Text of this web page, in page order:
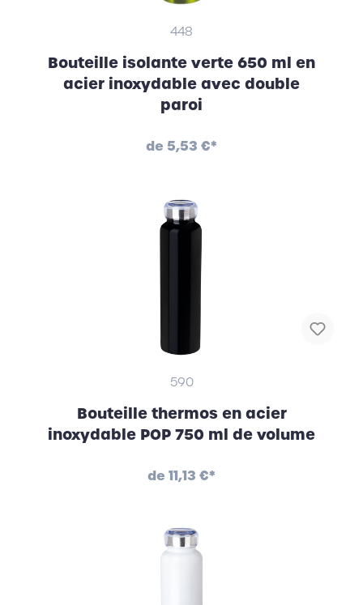
448
Bouteille isolante verte 650 ml en
acier inoxydable avec double
paroi
de 5,53 €*
590
Bouteille thermos en acier
inoxydable POP 750 ml de volume
de 11,13 €*